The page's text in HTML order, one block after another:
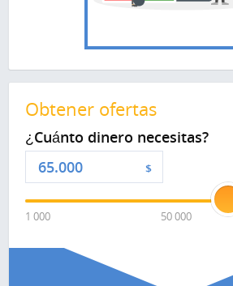
Obtener ofertas
¿Cuánto dinero necesitas?
$
1 000 50 000